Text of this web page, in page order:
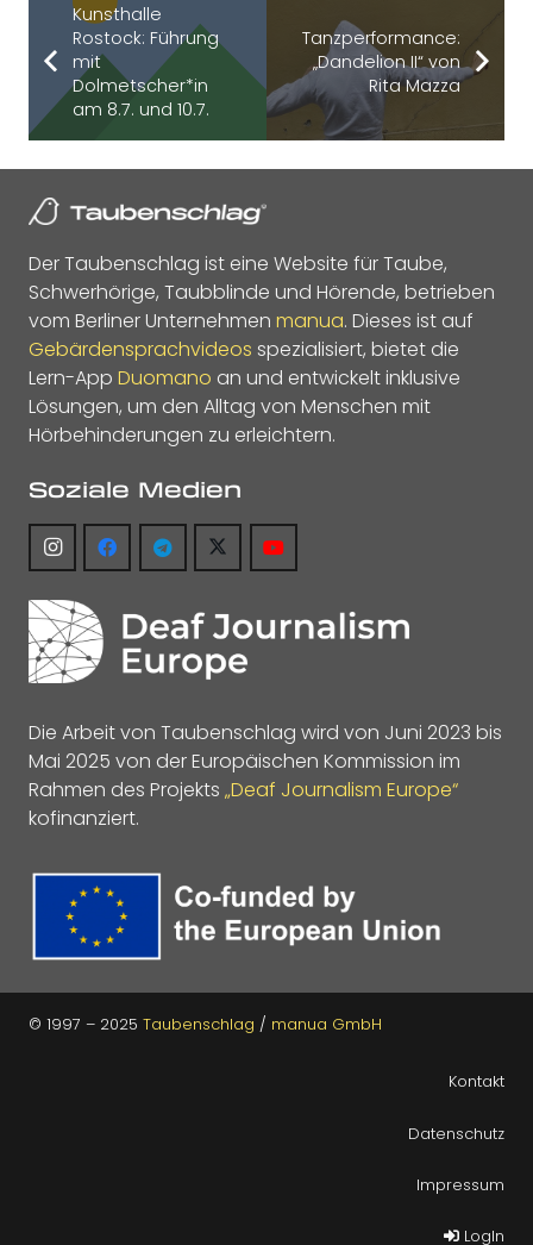
Kunsthalle
Rostock: Führung
mit
Dolmetscher*in
am 8.7. und 10.7.
Tanzperformance:
„Dandelion II“ von
Rita Mazza
Der Taubenschlag ist eine Website für Taube,
Schwerhörige, Taubblinde und Hörende, betrieben
vom Berliner Unternehmen manua. Dieses ist auf
Gebärdensprachvideos spezialisiert, bietet die
Lern-App Duomano an und entwickelt inklusive
Lösungen, um den Alltag von Menschen mit
Hörbehinderungen zu erleichtern.
Soziale Medien
Die Arbeit von Taubenschlag wird von Juni 2023 bis
Mai 2025 von der Europäischen Kommission im
Rahmen des Projekts „Deaf Journalism Europe“
kofinanziert.
© 1997 – 2025 Taubenschlag / manua GmbH
Kontakt
Datenschutz
Impressum
LogIn